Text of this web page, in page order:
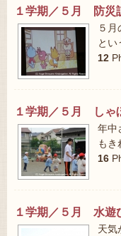
１学期／５月 防災
５月
とい
12
１学期／５月 しゃ
年中
もき
16
１学期／５月 水遊
天気